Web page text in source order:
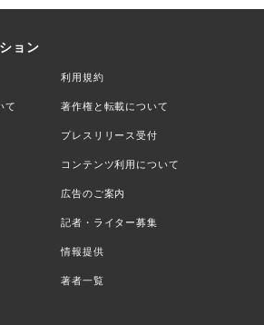
ョン
利用規約
て 著作権と転載について
プレスリリース受付
コンテンツ利用について
広告のご案内
記者・ライター募集
情報提供
著者一覧